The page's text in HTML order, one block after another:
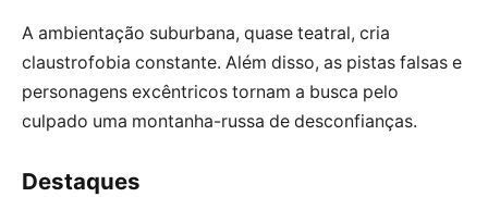
A ambientação suburbana, quase teatral, cria
claustrofobia constante. Além disso, as pistas falsas e
personagens excêntricos tornam a busca pelo
culpado uma montanha-russa de desconfianças.
Destaques